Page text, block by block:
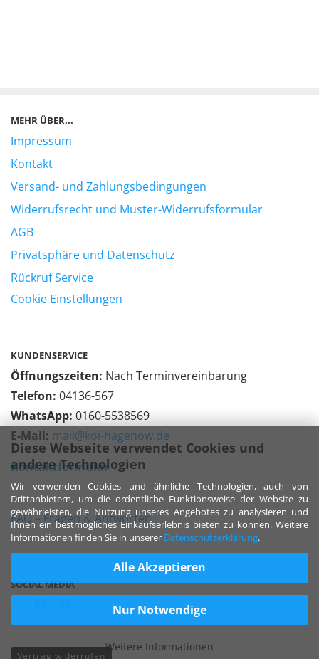
Diese Webseite verwendet Cookies und
andere Technologien
Wir verwenden Cookies und ähnliche Technologien, auch von
Drittanbietern, um die ordentliche Funktionsweise der Website zu
gewährleisten, die Nutzung unseres Angebotes zu analysieren und
Ihnen ein bestmögliches Einkaufserlebnis bieten zu können. Weitere
Informationen finden Sie in unserer Datenschutzerklärung.
Alle Akzeptieren
Nur Notwendige
Weitere Informationen
MEHR ÜBER...
Impressum
Kontakt
Versand- und Zahlungsbedingungen
Widerrufsrecht und Muster-Widerrufsformular
AGB
Privatsphäre und Datenschutz
Rückruf Service
Cookie Einstellungen
KUNDENSERVICE
Öffnungszeiten: Nach Terminvereinbarung
Telefon: 04136-567
WhatsApp: 0160-5538569
E-Mail: mail@koi-hagenow.de
Kontaktformular
FAQ – Fragen & Antworten
SOCIAL MEDIA
Vertrag widerrufen